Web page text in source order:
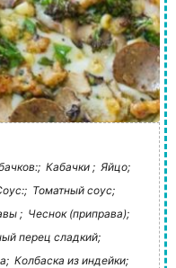
Кабачки ; Яйцо;
Томатный соус;
; Чеснок (приправа);
перец сладкий;
Колбаска из индейки;